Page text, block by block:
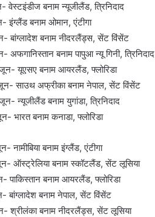
वेस्टइंडीज बनाम न्यूजीलैंड, त्रिनिदाद
इंग्लैंड बनाम ओमान, एंटीगा
बांग्लादेश बनाम नीदरलैंड्स, सेंट विंसेंट
बनाम पापुआ न्यू गिनी, त्रिनिदाद
यूएसए बनाम आयरलैंड, फ्लोरिडा
साउथ अफ्रीका बनाम नेपाल, सेंट विंसेंट
न्यूजीलैंड बनाम युगांडा, त्रिनिदाद
भारत बनाम कनाडा, फ्लोरिडा
नामीबिया बनाम इंग्लैंड, एंटीगा
ऑस्ट्रेलिया बनाम स्कॉटलैंड, सेंट लूसिया
पाकिस्तान बनाम आयरलैंड, फ्लोरिडा
बांग्लादेश बनाम नेपाल, सेंट विंसेंट
श्रीलंका बनाम नीदरलैंड्स, सेंट लूसिया